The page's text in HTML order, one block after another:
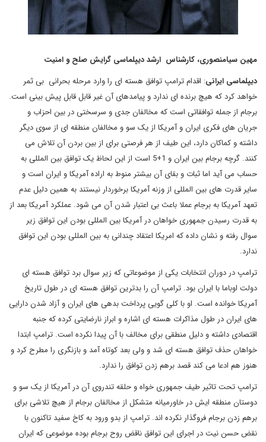
مهین سیامنصوری، کارشناس ارشددیپلماسی گرایش صلح و امنیت
دیپلماسی ایرانی: اقدام ترامپ توافق هسته ای را وارد مرحله بحرانی بی ثمر
خواهد کرد که هیچ برنده ای ندارد و پیامدهای آن غیر قابل قابل پیش بینی است.
برجام از جمله توافقاتی است که مخالفان جدی و سرسختی در بین احزاب و
جریان های فکری ایران و آمریکا از یک سو و مخالفان منطقه ای از سوی دیگر
داشته و کماکان دارد، این طیف از هر فرصتی برای از بین بردن آن تلاش می
کنند. گرچه برجام بین ایران و 1+5 است از این لحاظ یک توافق بین المللی به
حساب می آید اما ثبات و بقای آن بیشتر منوط به اراده آمریکا و ایران است و
سایر قدرت های بین المللی از وزنه آمریکا برخوردار نیستند به همین دلیل عدم
تعهد آمریکا به برجام عملا باعث بی اعتبار شدن آن می شود. عملکرد آمریکا بعد از
به قدرت رسیدن جمهوری خواهان در آمریکا بین المللی بودن این توافق زیر
سوال رفته و نشان داده که امریکا اعتقاد چندانی به بین المللی بودن این توافق
ندارد.
ترامپ در دوران انتخابات یکی از موضوعاتی که زیر سوال برد توافق هسته ای
دولت اوباما با ایران بود. ترامپ آن را بدترین توافق هسته ای در طول تاریخ
آمریکا خوانده است. او با کلی گویی پرداخت بدهی های ایران و آزاد شدن دارایی
های ایران در طول مذاکرات هسته ای اشاره و ابراز نارضایتی کرده که جنبه
اقتصادی داشته و دلیل منطقی برای مخالف با آن پیدا نکرده است. ترامپ ابتدا
خواهان حذف توافق هسته ای شد و ولی بعد کوتاه آمد و بازنگری را مطرح کرد و
هنوز هم ادعا می کند قصد برهم زدن توافق را ندارد.
ترامپ تحت تاثیر طیف جمهوری خواه و حلقه تندروی آن در آمریکا از یک سو و
دوستان منطقه ایش در خاورمیانه متشکل از مخالفان برجام از هیچ تلاشی برای
برهم زدن برجام فروگذار نکرده اند. ترامپ از بدو ورود به کاخ سفید تاکنون با
نقض حسن نیت در اجرای این توافق ناقض روح برجام بوده موضوعی که ایران